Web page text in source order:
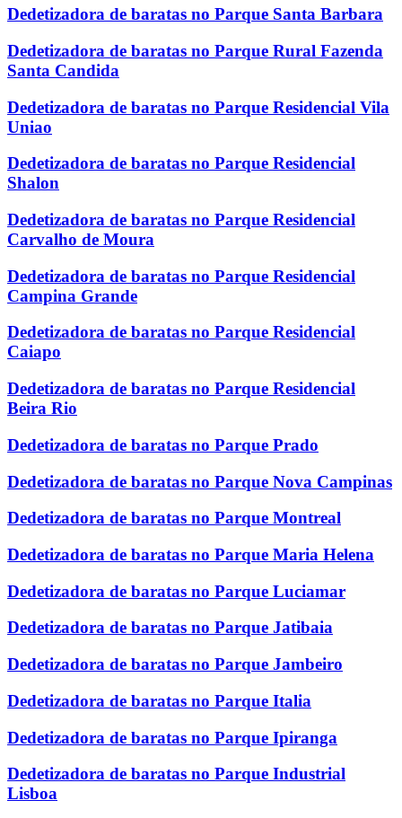
Dedetizadora de baratas no Parque Santa Barbara
Dedetizadora de baratas no Parque Rural Fazenda
Santa Candida
Dedetizadora de baratas no Parque Residencial Vila
Uniao
Dedetizadora de baratas no Parque Residencial
Shalon
Dedetizadora de baratas no Parque Residencial
Carvalho de Moura
Dedetizadora de baratas no Parque Residencial
Campina Grande
Dedetizadora de baratas no Parque Residencial
Caiapo
Dedetizadora de baratas no Parque Residencial
Beira Rio
Dedetizadora de baratas no Parque Prado
Dedetizadora de baratas no Parque Nova Campinas
Dedetizadora de baratas no Parque Montreal
Dedetizadora de baratas no Parque Maria Helena
Dedetizadora de baratas no Parque Luciamar
Dedetizadora de baratas no Parque Jatibaia
Dedetizadora de baratas no Parque Jambeiro
Dedetizadora de baratas no Parque Italia
Dedetizadora de baratas no Parque Ipiranga
Dedetizadora de baratas no Parque Industrial
Lisboa